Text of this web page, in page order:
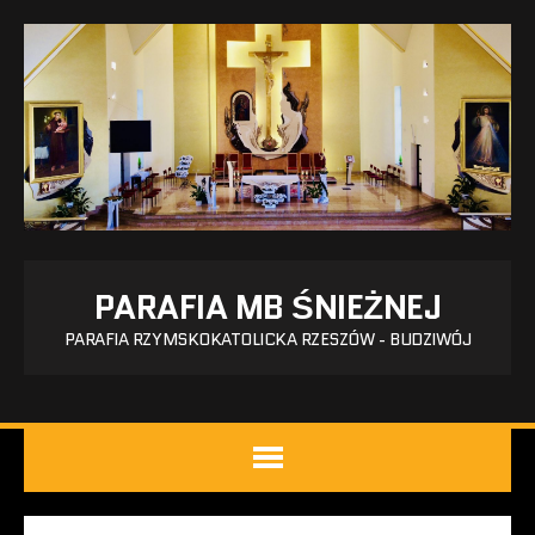
PARAFIA MB ŚNIEŻNEJ
PARAFIA RZYMSKOKATOLICKA RZESZÓW - BUDZIWÓJ